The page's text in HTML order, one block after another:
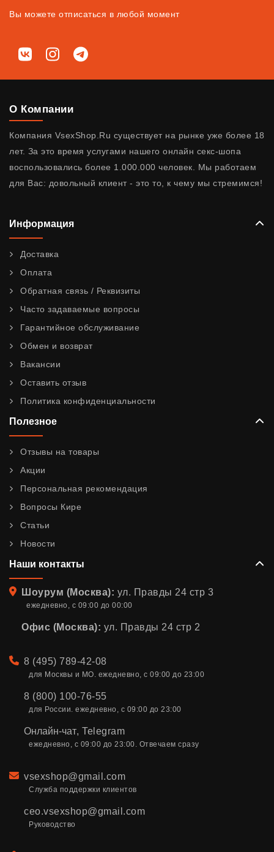
Вы можете отписаться в любой момент
Мы в соц. сетях
ВКонтактеInstagramTelegram
О Компании
Компания VsexShop.Ru существует на рынке уже более 18
лет. За это время услугами нашего онлайн секс-шопа
воспользовались более 1.000.000 человек. Мы работаем
для Вас: довольный клиент - это то, к чему мы стремимся!
Информация
Доставка
Оплата
Обратная связь / Реквизиты
Часто задаваемые вопросы
Гарантийное обслуживание
Обмен и возврат
Вакансии
Оставить отзыв
Политика конфиденциальности
Полезное
Отзывы на товары
Акции
Персональная рекомендация
Вопросы Кире
Статьи
Новости
Наши контакты
Адрес
Шоурум (Москва): ул. Правды 24 стр 3
ежедневно, с 09:00 до 00:00
Офис (Москва): ул. Правды 24 стр 2
Телефон
8 (495) 789-42-08
для Москвы и МО. ежедневно, с 09:00 до 23:00
8 (800) 100-76-55
для России. ежедневно, с 09:00 до 23:00
Онлайн-чат, Telegram
ежедневно, с 09:00 до 23:00. Отвечаем сразу
Email
vsexshop@gmail.com
Служба поддержки клиентов
ceo.vsexshop@gmail.com
Руководство